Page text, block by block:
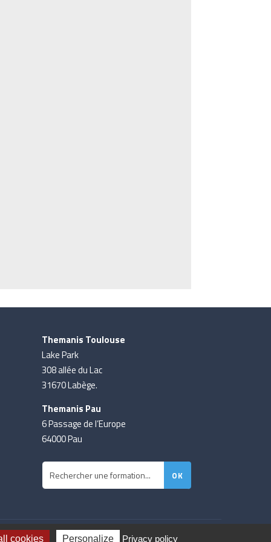
Themanis Toulouse
Lake Park
308 allée du Lac
31670 Labège.
Themanis Pau
6 Passage de l’Europe
64000 Pau
cookies Personalize Privacy policy